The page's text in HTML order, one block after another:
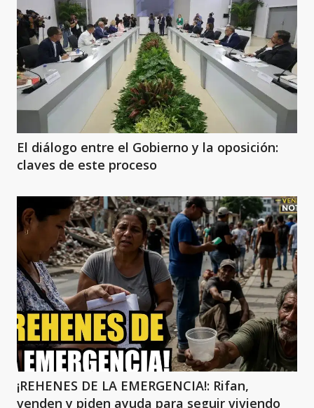
El diálogo entre el Gobierno y la oposición:
claves de este proceso
¡REHENES DE LA EMERGENCIA!: Rifan,
venden y piden ayuda para seguir viviendo